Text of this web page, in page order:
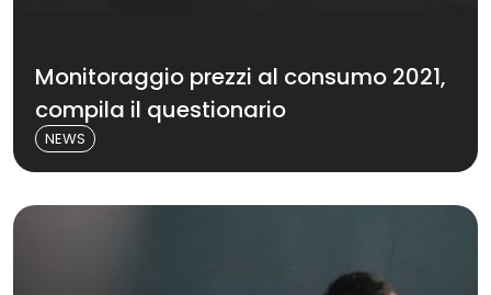
Monitoraggio prezzi al consumo 2021,
compila il questionario
NEWS